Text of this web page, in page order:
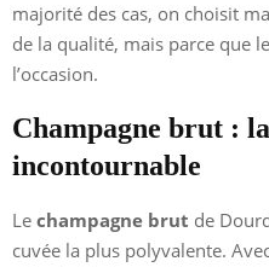
majorité des cas, on choisit
de la qualité, mais parce que
l’occasion.
Champagne brut :
incontournable
Le champagne brut de
cuvée la plus polyvalente.